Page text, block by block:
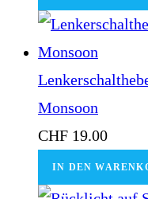
Monsoon
CHF 19.00
IN DEN